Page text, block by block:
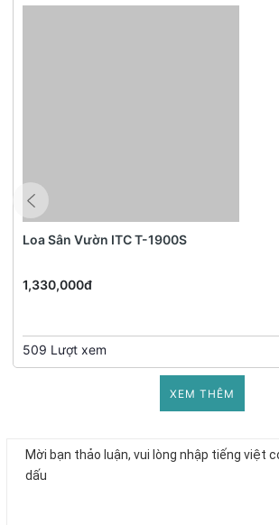
Loa Sân Vườn ITC T-1900S
1,330,000đ
509 Lượt xem
XEM THÊM